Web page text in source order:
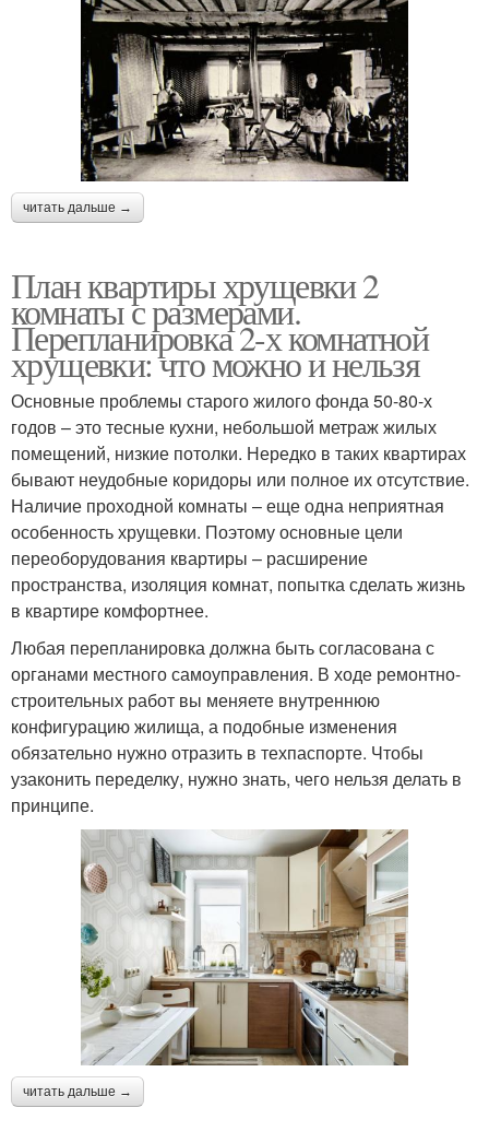
читать дальше →
План квартиры хрущевки 2
комнаты с размерами.
Перепланировка 2-х комнатной
хрущевки: что можно и нельзя
Основные проблемы старого жилого фонда 50-80-х
годов – это тесные кухни, небольшой метраж жилых
помещений, низкие потолки. Нередко в таких квартирах
бывают неудобные коридоры или полное их отсутствие.
Наличие проходной комнаты – еще одна неприятная
особенность хрущевки. Поэтому основные цели
переоборудования квартиры – расширение
пространства, изоляция комнат, попытка сделать жизнь
в квартире комфортнее.
Любая перепланировка должна быть согласована с
органами местного самоуправления. В ходе ремонтно-
строительных работ вы меняете внутреннюю
конфигурацию жилища, а подобные изменения
обязательно нужно отразить в техпаспорте. Чтобы
узаконить переделку, нужно знать, чего нельзя делать в
принципе.
читать дальше →